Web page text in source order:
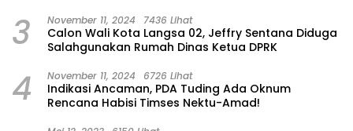
3 November 11, 2024 7436 Lihat
Calon Wali Kota Langsa 02, Jeffry Sentana Diduga
Salahgunakan Rumah Dinas Ketua DPRK
4 November 11, 2024 6726 Lihat
Indikasi Ancaman, PDA Tuding Ada Oknum
Rencana Habisi Timses Nektu-Amad!